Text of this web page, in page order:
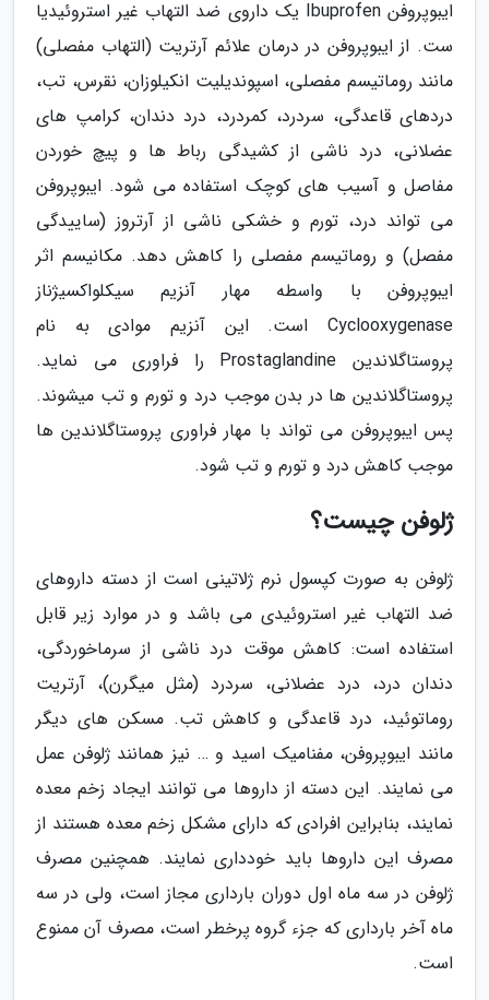
ایبوپروفن Ibuprofen یک داروی ضد التهاب غیر استروئیدیا
ست. از ایبوپروفن در درمان علائم آرتریت (التهاب مفصلی)
مانند روماتیسم مفصلی، اسپوندیلیت انکیلوزان، نقرس، تب،
دردهای قاعدگی، سردرد، کمردرد، درد دندان، کرامپ های
عضلانی، درد ناشی از کشیدگی رباط ها و پیچ خوردن
مفاصل و آسیب های کوچک استفاده می شود. ایبوپروفن
می تواند درد، تورم و خشکی ناشی از آرتروز (ساییدگی
مفصل) و روماتیسم مفصلی را کاهش دهد. مکانیسم اثر
ایبوپروفن با واسطه مهار آنزیم سیکلواکسیژناز
Cyclooxygenase است. این آنزیم موادی به نام
پروستاگلاندین Prostaglandine را فراوری می نماید.
پروستاگلاندین ها در بدن موجب درد و تورم و تب میشوند.
پس ایبوپروفن می تواند با مهار فراوری پروستاگلاندین ها
موجب کاهش درد و تورم و تب شود.
ژلوفن چیست؟
ژلوفن به صورت کپسول نرم ژلاتینی است از دسته داروهای
ضد التهاب غیر استروئیدی می باشد و در موارد زیر قابل
استفاده است: کاهش موقت درد ناشی از سرماخوردگی،
دندان درد، درد عضلانی، سردرد (مثل میگرن)، آرتریت
روماتوئید، درد قاعدگی و کاهش تب. مسکن های دیگر
مانند ایبوپروفن، مفنامیک اسید و … نیز همانند ژلوفن عمل
می نمایند. این دسته از داروها می توانند ایجاد زخم معده
نمایند، بنابراین افرادی که دارای مشکل زخم معده هستند از
مصرف این داروها باید خودداری نمایند. همچنین مصرف
ژلوفن در سه ماه اول دوران بارداری مجاز است، ولی در سه
ماه آخر بارداری که جزء گروه پرخطر است، مصرف آن ممنوع
است.